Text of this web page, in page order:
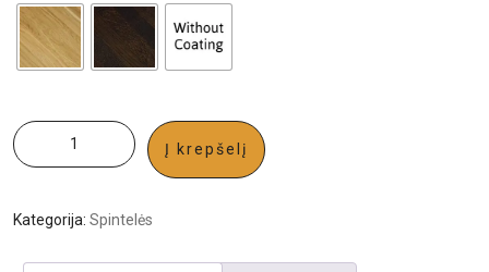
Į krepšelį
Kategorija: Spintelės